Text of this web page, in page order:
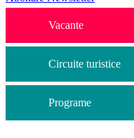
Vacante
Circuite turistice
Programe